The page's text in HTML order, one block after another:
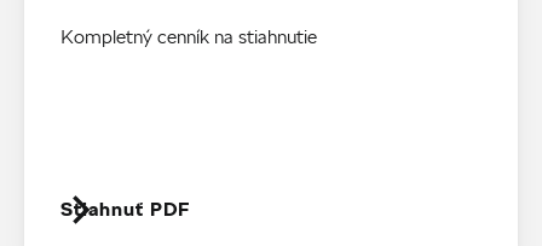
Kompletný cenník na stiahnutie
Stiahnuť PDF